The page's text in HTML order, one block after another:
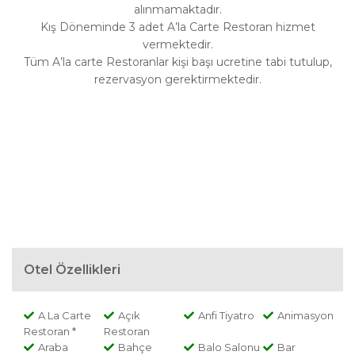
alınmamaktadır.
Kış Döneminde 3 adet A’la Carte Restoran hizmet
vermektedir.
Tüm A’la carte Restoranlar kişi başı ucretine tabi tutulup,
rezervasyon gerektirmektedir.
Otel Özellikleri
A La Carte
Restoran *
Açık
Restoran
Anfi Tiyatro Animasyon
Araba
Bahçe Balo Salonu Bar